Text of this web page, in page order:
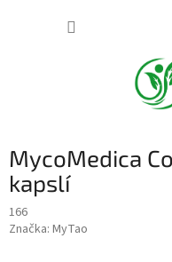
MycoMedica
kapslí
166
Značka: MyTao